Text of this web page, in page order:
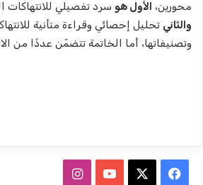
محورين، الأول هو سرد تفصيلي للانتهاكات
والثاني تحليل إحصائي وقراءة متأنية
وتصنيفاتها، أما الخاتمة تتضمّن عددًا من